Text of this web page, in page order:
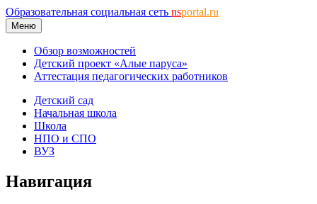
Образовательная социальная сеть nsportal.ru
Меню
Обзор возможностей
Детский проект «Алые паруса»
Аттестация педагогических работников
Детский сад
Начальная школа
Школа
НПО и СПО
ВУЗ
Навигация